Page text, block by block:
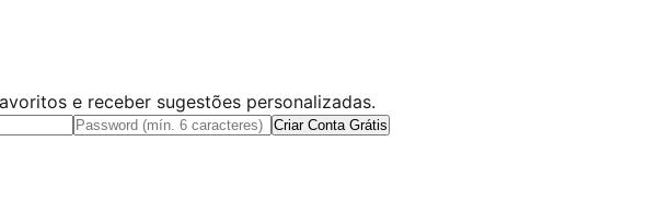
e receber sugestões personalizadas.
Criar Conta Grátis